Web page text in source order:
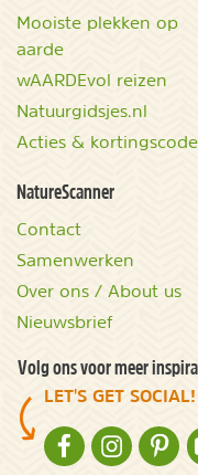
Mooiste plekken op
aarde
wAARDEvol reizen
Natuurgidsjes.nl
Acties &
NatureScanner
Contact
Samenwerken
Over ons / About us
Nieuwsbrief
Volg ons voor meer
LET'S GET SOCIAL!
NATURESCANNER